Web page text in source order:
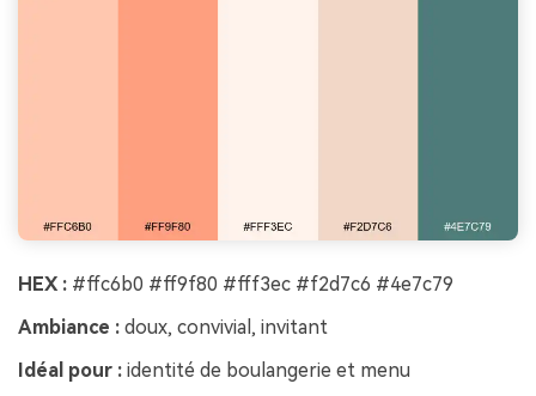
HEX : #ffc6b0 #ff9f80 #fff3ec #f2d7c6 #4e7c79
Ambiance : doux, convivial, invitant
Idéal pour : identité de boulangerie et menu